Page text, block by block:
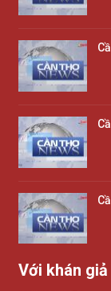
Với khán